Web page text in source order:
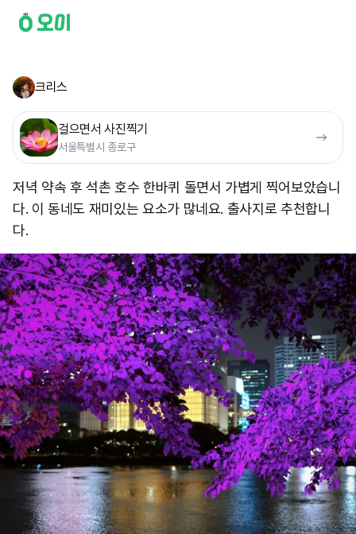
크리스
걸으면서 사진찍기
서울특별시 종로구
저녁 약속 후 석촌 호수 한바퀴 돌면서 가볍게 찍어보았습니
다. 이 동네도 재미있는 요소가 많네요. 출사지로 추천합니
다.